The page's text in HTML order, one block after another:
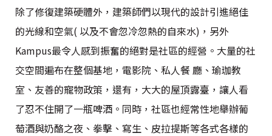
除了修復建築硬體外，建築師們以現代的設計引進絕佳
的光線和空氣( 以及不會忽冷忽熱的自來水)，另外
Kampus最令人感到振奮的絕對是社區的經營。大量的社
交空間遍布在整個基地，電影院、私人餐 廳、瑜珈教
室、友善的寵物政策，還有，大大的屋頂露臺，讓人看
了忍不住開了一瓶啤酒。同時，社區也經常性地舉辦葡
萄酒與奶酪之夜、拳擊、寫生、皮拉提斯等各式各樣的